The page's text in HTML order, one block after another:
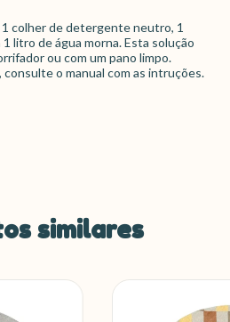
colher de detergente neutro, 1
litro de água morna. Esta solução
ou com um pano limpo.
consulte o manual com as intruções.
similares